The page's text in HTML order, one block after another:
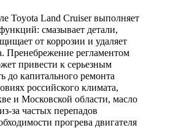
Toyota Land Cruiser выполняет
смазывает детали,
от коррозии и удаляет
Пренебрежение регламентом
привести к серьезным
до капитального ремонта
российского климата,
и Московской области, масло
за частых перепадов
прогрева двигателя